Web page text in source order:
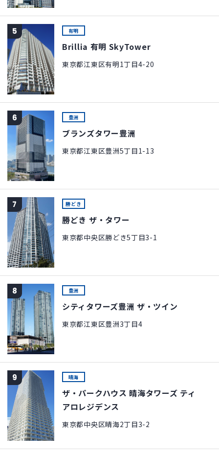
5 有明
Brillia 有明 SkyTower
東京都江東区有明1丁目4-20
6 豊洲
ブランズタワー豊洲
東京都江東区豊洲5丁目1-13
7 勝どき
勝どき ザ・タワー
東京都中央区勝どき5丁目3-1
8 豊洲
シティタワーズ豊洲 ザ・ツイン
東京都江東区豊洲3丁目4
9 晴海
ザ・パークハウス 晴海タワーズ ティ
アロレジデンス
東京都中央区晴海2丁目3-2